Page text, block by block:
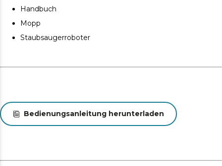
Handbuch
Mopp
Staubsaugerroboter
Bedienungsanleitung herunterladen